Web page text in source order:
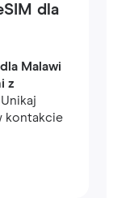
dla
Malawi
z
kontakcie
za